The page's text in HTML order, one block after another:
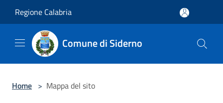
Regione Calabria
Comune di Siderno
Home > Mappa del sito